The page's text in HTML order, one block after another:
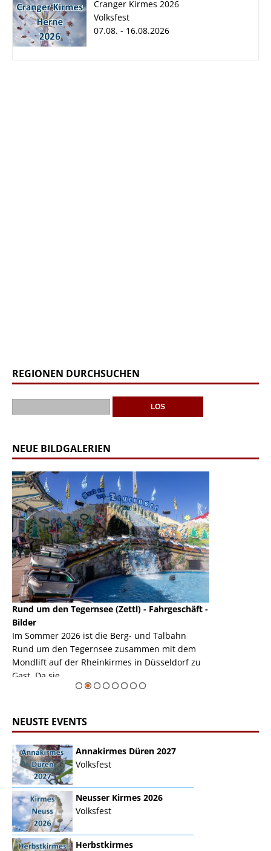
Cranger Kirmes 2026
Volksfest
07.08. - 16.08.2026
REGIONEN DURCHSUCHEN
NEUE BILDGALERIEN
Rund um den Tegernsee (Zettl) - Fahrgeschäft -
Bilder
Im Sommer 2026 ist die Berg- und Talbahn
Rund um den Tegernsee zusammen mit dem
Mondlift auf der Rheinkirmes in Düsseldorf zu
Gast. Da sie ...
NEUSTE EVENTS
Annakirmes Düren 2027
Volksfest
Neusser Kirmes 2026
Volksfest
Herbstkirmes